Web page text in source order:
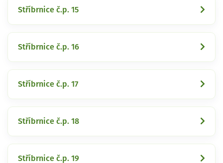
Stříbrnice č.p. 15
Stříbrnice č.p. 16
Stříbrnice č.p. 17
Stříbrnice č.p. 18
Stříbrnice č.p. 19